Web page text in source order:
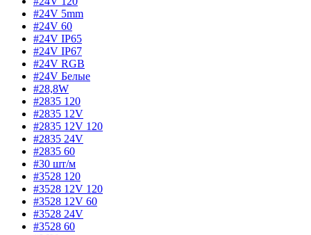
#24V 5mm
#24V 60
#24V IP65
#24V IP67
#24V RGB
#24V Белые
#28,8W
#2835 120
#2835 12V
#2835 12V 120
#2835 24V
#2835 60
#30 шт/м
#3528 120
#3528 12V 120
#3528 12V 60
#3528 24V
#3528 60